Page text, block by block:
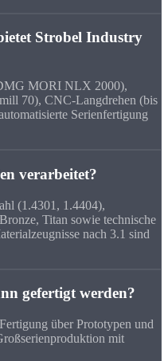
Strobel Industry
MORI NLX 2000),
70), CNC-Langdrehen (bis
Serienfertigung
verarbeitet?
(1.4301, 1.4404),
Titan sowie technische
nach 3.1 sind
gefertigt werden?
über Prototypen und
mit